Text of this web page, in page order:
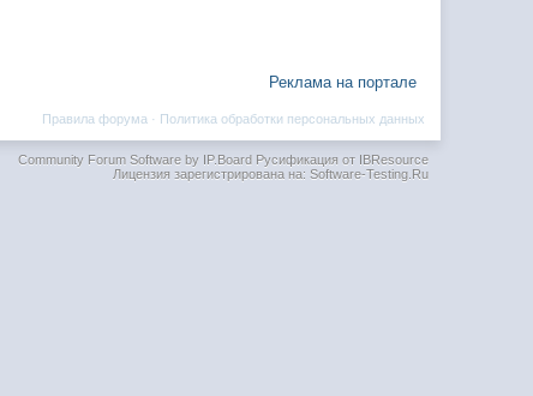
Реклама на портале
Политика обработки персональных данных
Правила форума ·
Community Forum Software by IP.BoardРусификация от IBResource
Лицензия зарегистрирована на: Software-Testing.Ru